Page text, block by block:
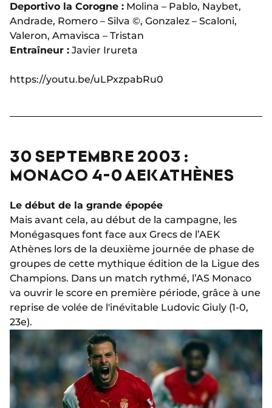
Deportivo la Corogne : Molina – Pablo, Naybet,
Andrade, Romero – Silva ©, Gonzalez – Scaloni,
Valeron, Amavisca – Tristan
Entraîneur : Javier Irureta
https://youtu.be/uLPxzpabRu0
30 SEPTEMBRE 2003 :
MONACO 4-0 AEK ATHÈNES
Le début de la grande épopée
Mais avant cela, au début de la campagne, les
Monégasques font face aux Grecs de l’AEK
Athènes lors de la deuxième journée de phase de
groupes de cette mythique édition de la Ligue des
Champions. Dans un match rythmé, l’AS Monaco
va ouvrir le score en première période, grâce à une
reprise de volée de l'inévitable Ludovic Giuly (1-0,
23e).